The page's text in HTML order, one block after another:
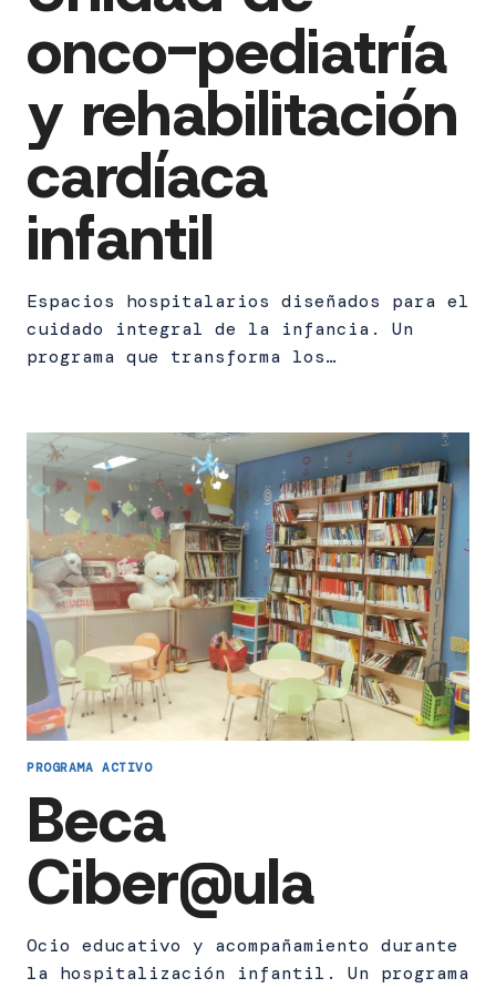
onco-pediatría
y rehabilitación
cardíaca
infantil
Espacios hospitalarios diseñados para el
cuidado integral de la infancia. Un
programa que transforma los…
PROGRAMA ACTIVO
Beca
Ciber@ula
Ocio educativo y acompañamiento durante
la hospitalización infantil. Un programa